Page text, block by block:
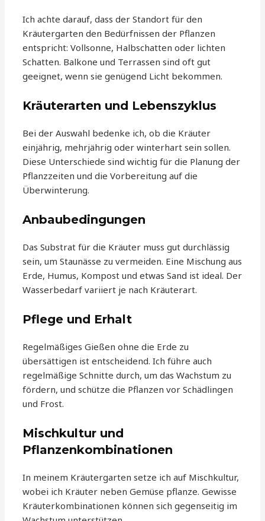
Ich achte darauf, dass der Standort für den
Kräutergarten den Bedürfnissen der Pflanzen
entspricht: Vollsonne, Halbschatten oder lichten
Schatten. Balkone und Terrassen sind oft gut
geeignet, wenn sie genügend Licht bekommen.
Kräuterarten und Lebenszyklus
Bei der Auswahl bedenke ich, ob die Kräuter
einjährig, mehrjährig oder winterhart sein sollen.
Diese Unterschiede sind wichtig für die Planung der
Pflanzzeiten und die Vorbereitung auf die
Überwinterung.
Anbaubedingungen
Das Substrat für die Kräuter muss gut durchlässig
sein, um Staunässe zu vermeiden. Eine Mischung aus
Erde, Humus, Kompost und etwas Sand ist ideal. Der
Wasserbedarf variiert je nach Kräuterart.
Pflege und Erhalt
Regelmäßiges Gießen ohne die Erde zu
übersättigen ist entscheidend. Ich führe auch
regelmäßige Schnitte durch, um das Wachstum zu
fördern, und schütze die Pflanzen vor Schädlingen
und Frost.
Mischkultur und
Pflanzenkombinationen
In meinem Kräutergarten setze ich auf Mischkultur,
wobei ich Kräuter neben Gemüse pflanze. Gewisse
Kräuterkombinationen können sich gegenseitig im